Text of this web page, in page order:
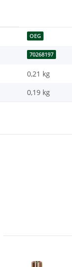
OEG
70268197
0,21 kg
0,19 kg